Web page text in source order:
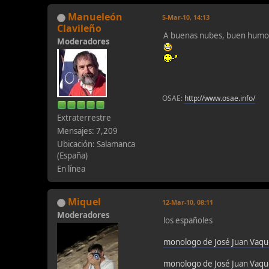
Manueleón
Clavileño
Moderadores
Extraterrestre
Mensajes: 7,209
Ubicación: Salamanca
(España)
En línea
5-Mar-10, 14:13
A buenas nubes, buen
OSAE: http://www.osae.info/
Miquel
Moderadores
12-Mar-10, 08:11
los españoles
monologo de José Juan
monologo de José Juan